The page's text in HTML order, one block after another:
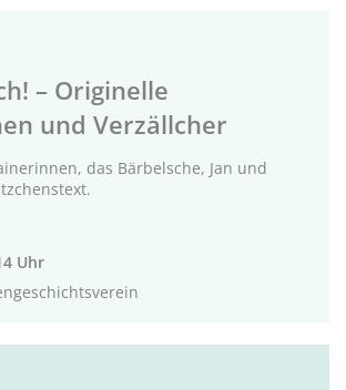
– Originelle
und Verzällcher
das Bärbelsche, Jan und
Uhr